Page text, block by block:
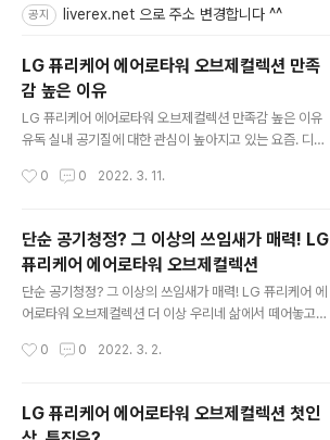
공지 liverex.net 으로 주소 변경합니다 ^^
LG 퓨리케어 에어로타워 오브제컬렉션 만족
감 높은 이유
LG 퓨리케어 에어로타워 오브제컬렉션 만족감 높은 이유
유독 실내 공기질에 대한 관심이 높아지고 있는 요즘. 디자
로타워 오브제컬렉션을 한달 남짓 이용하고 있습니다. 직
개드려볼까 합니다. 지난 글에서도 언급했었지만, 무엇보
다 눈에 바로 들어오는건 차별화 된 '디자인' 입니다. 한눈
에 봐도 아실 수 있겠지만, 에어로타워는 기존에 쉽게 봐왔
던 공기청정기와는 다릅니다. 기본적으로 원통형 타입이지
만 아래에서 위로 갈 수록 좁아지는 외형이 색다름을 체감
기 특유의 제품 부피에 대한 부담을 줄이고, 투박함이 대표
0 0 2022. 3. 11.
단순 공기청정? 그 이상의 쓰임새가 매력! LG
퓨리케어 에어로타워 오브제컬렉션
단순 공기청정? 그 이상의 쓰임새가 매력! LG 퓨리케어 에
어로타워 오브제컬렉션 더 이상 우리네 삶에서 떼어놓고
과언이 아닌 '미세먼지', 그런데 요즘 시국에는 단순히 그것
니 더더욱 말이죠. 그만큼 공기질에 대한 민감도가 높아지
는 시즌. 그런데, 대체로 미세먼지 등이 기승인 시즌은 기온
0 0 2022. 3. 2.
LG 퓨리케어 에어로타워 오브제컬렉션 첫인